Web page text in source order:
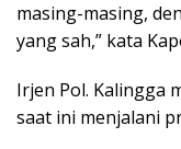
masing-masing,
yang sah,” kata
Irjen Pol. Kalingga
saat ini menjalani